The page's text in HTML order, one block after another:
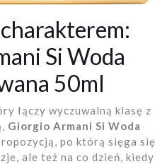
Si Woda
50ml
łączy wyczuwalną klasę z
Giorgio Armani Si Woda
po którą sięga się
ale też na co dzień, kiedy